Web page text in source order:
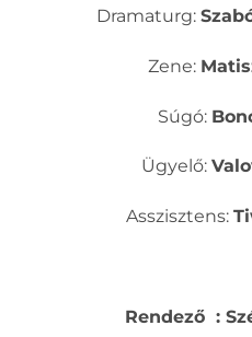
Dramaturg:
Zene:
Súgó:
Ügyelő:
Asszisztens:
Rendező :